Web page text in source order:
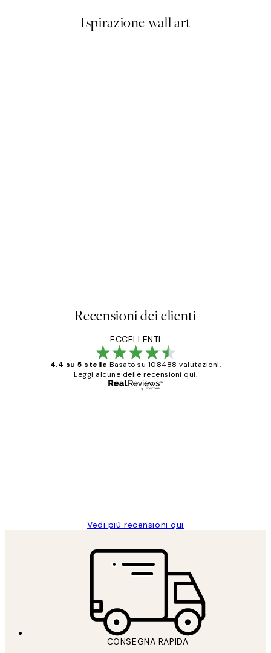
Ispirazione wall art
Recensioni dei clienti
ECCELLENTI
4.4 su 5 stelle Basato su 108488 valutazioni.
Leggi alcune delle recensioni qui.
Vedi più recensioni qui
CONSEGNA RAPIDA